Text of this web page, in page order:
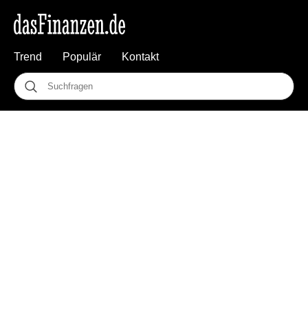
Trend Populär Kontakt